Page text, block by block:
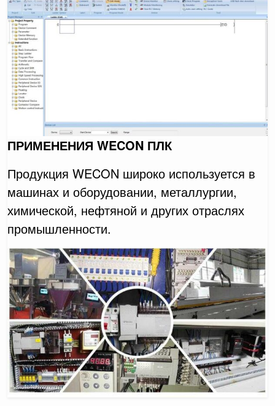
ПРИМЕНЕНИЯ WECON ПЛК
Продукция WECON широко используется в
машинах и оборудовании, металлургии,
химической, нефтяной и других отраслях
промышленности.